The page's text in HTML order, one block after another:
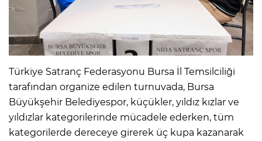
Türkiye Satranç Federasyonu Bursa İl Temsilciliği
tarafından organize edilen turnuvada, Bursa
Büyükşehir Belediyespor, küçükler, yıldız kızlar ve
yıldızlar kategorilerinde mücadele ederken, tüm
kategorilerde dereceye girerek üç kupa kazanarak